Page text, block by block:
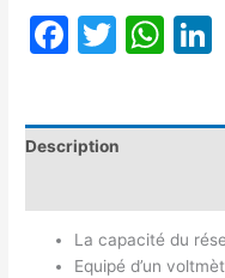
Facebook
Twitter
Description
La capacité du
Equipé d’un